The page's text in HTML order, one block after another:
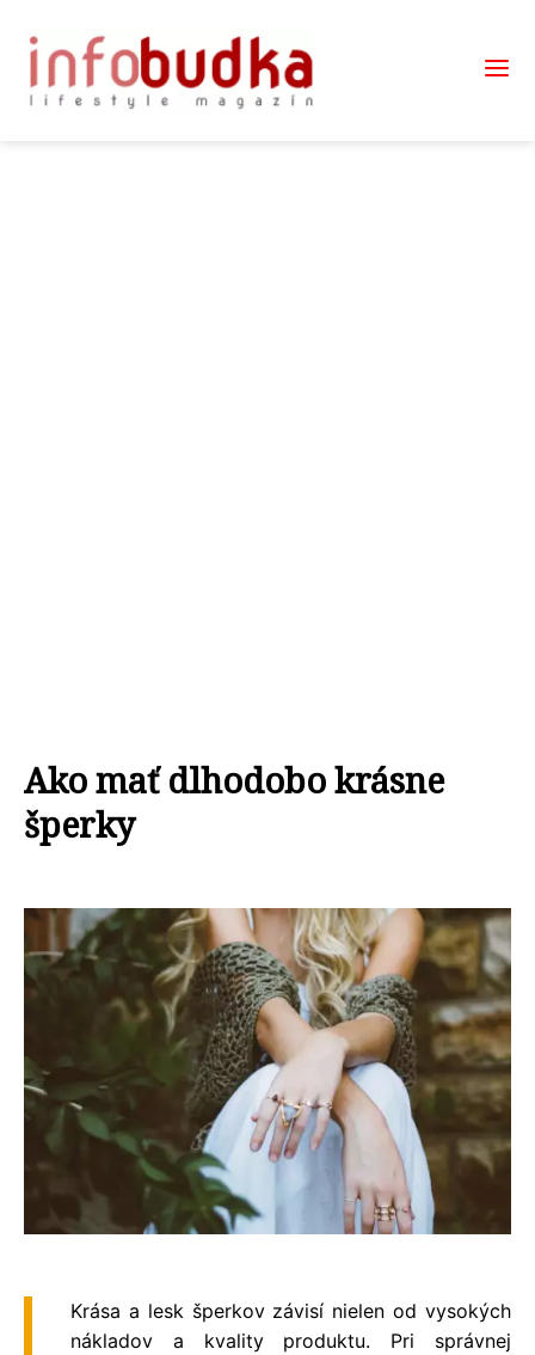
Ako mať dlhodobo krásne
šperky
Krása a lesk šperkov závisí nielen od vysokých
nákladov a kvality produktu. Pri správnej